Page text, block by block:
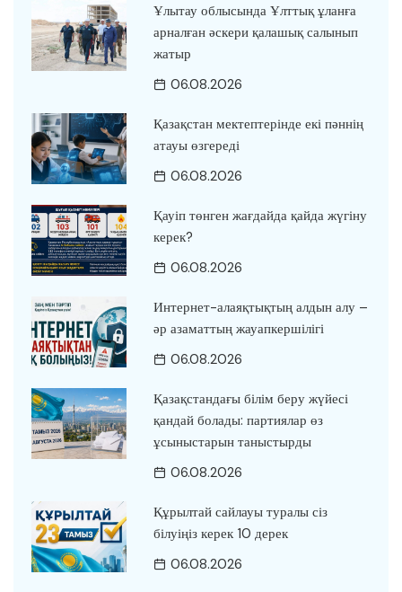
Ұлытау облысында Ұлттық ұланға
арналған әскери қалашық салынып
жатыр
06.08.2026
Қазақстан мектептерінде екі пәннің
атауы өзгереді
06.08.2026
Қауіп төнген жағдайда қайда жүгіну
керек?
06.08.2026
Интернет-алаяқтықтың алдын алу –
әр азаматтың жауапкершілігі
06.08.2026
Қазақстандағы білім беру жүйесі
қандай болады: партиялар өз
ұсыныстарын таныстырды
06.08.2026
Құрылтай сайлауы туралы сіз
білуіңіз керек 10 дерек
06.08.2026